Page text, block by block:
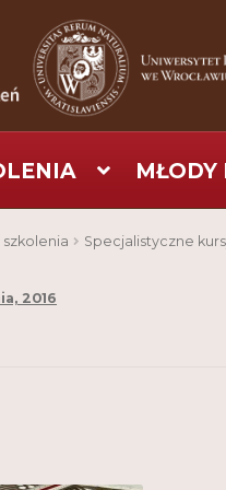
MŁODY
Baza szkoleniowa
szkolenia Specjalistyczne
2016